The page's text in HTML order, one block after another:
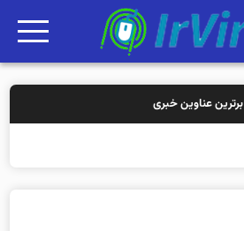
برترین عناوین خبری